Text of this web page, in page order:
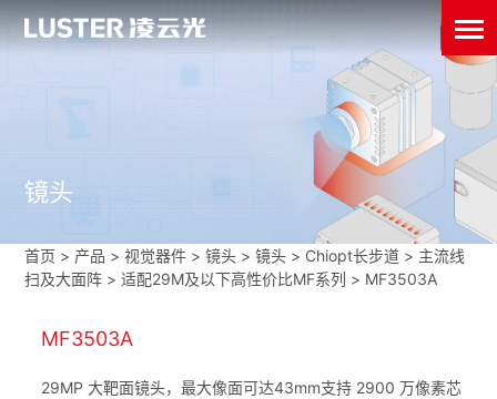
镜头
首页 > 产品 > 视觉器件 >镜头 >镜头 > Chiopt长步道 > 主流线
扫及大面阵 >适配29M及以下高性价比MF系列 > MF3503A
MF3503A
29MP 大靶面镜头，最大像面可达43mm支持 2900 万像素芯